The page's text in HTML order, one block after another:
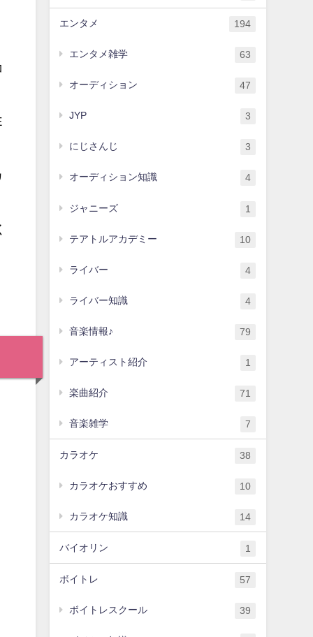
エンタメ 194
エンタメ雑学 63
オーディション 47
JYP 3
にじさんじ 3
オーディション知識 4
ジャニーズ 1
テアトルアカデミー 10
ライバー 4
ライバー知識 4
音楽情報♪ 79
アーティスト紹介 1
楽曲紹介 71
音楽雑学 7
カラオケ 38
カラオケおすすめ 10
カラオケ知識 14
バイオリン 1
ボイトレ 57
ボイトレスクール 39